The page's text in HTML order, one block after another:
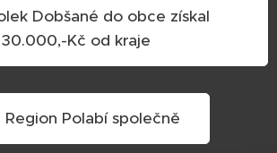
Dobšané do obce získal
30.000,-Kč od kraje
Region Polabí společně